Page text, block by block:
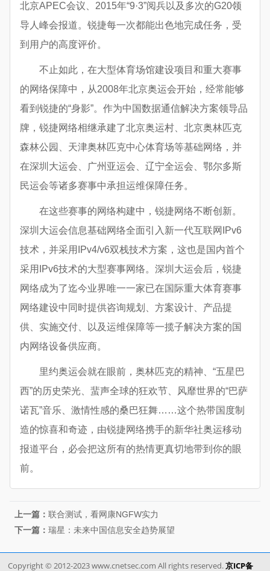
北京APEC会议、2015年“9·3”阅兵以及多次的G20领
导人峰会报道。锐捷每一次都能出色地完成任务，受
到用户的高度评价。
不止如此，在大型体育场馆建设项目和重大赛事
的网络保障中，从2008年北京奥运会开始，经常能够
看到锐捷的“身影”。作为中国数据通信解决方案领导品
牌，锐捷网络相继承建了北京奥运村、北京奥林匹克
森林公园、天津奥林匹克中心体育场等基础网络，并
在深圳大运会、广州亚运会、辽宁全运会、鄂尔多斯
民运会等诸多赛事中承担运维保障任务。
在这些赛事的网络构建中，锐捷网络不断创新。
深圳大运会信息基础网络全面引入新一代互联网IPv6
技术，并采用IPv4/v6双栈技术方案，这也是国内首个
采用IPv6技术的大型赛事网络。深圳大运会后，锐捷
网络成为了迄今业界唯一一家已在国际重大体育赛事
网络建设中同时提供咨询规划、方案设计、产品提
供、实施交付、以及运维保障等一揽子解决方案的国
内网络设备供应商。
里约奥运会就在眼前，奥林匹克的精神、“五星巴
西”的历史荣光、蜚声全球的狂欢节、风靡世界的“巴萨
诺瓦”音乐、激情性感的桑巴狂舞……这个热带国度制
造的惊喜和奇迹，由锐捷网络携手的新华社奥运移动
报道平台，必会把这所有的热情更真切地带到你的眼
前。
上一篇：联合测试，看网康NGFW实力
下一篇：瑞星：未来中国信息安全趋势展望
Copyright © 2012-2023 www.cnetsec.com All rights reserved.京ICP备